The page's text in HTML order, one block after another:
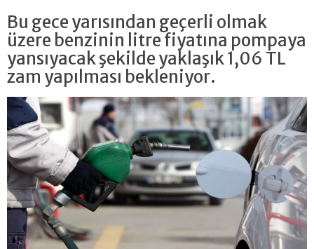
Bu gece yarısından geçerli olmak
üzere benzinin litre fiyatına pompaya
yansıyacak şekilde yaklaşık 1,06 TL
zam yapılması bekleniyor.